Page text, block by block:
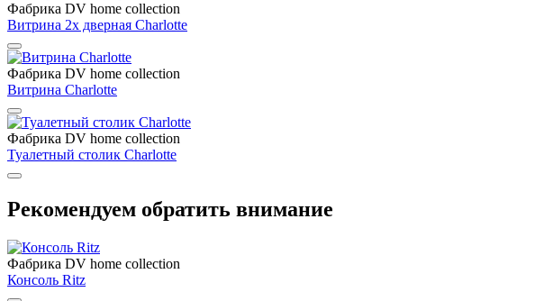
Фабрика DV home collection
Витрина 2х дверная Charlotte
Фабрика DV home collection
Витрина Charlotte
Фабрика DV home collection
Туалетный столик Charlotte
Рекомендуем обратить внимание
Фабрика DV home collection
Консоль Ritz